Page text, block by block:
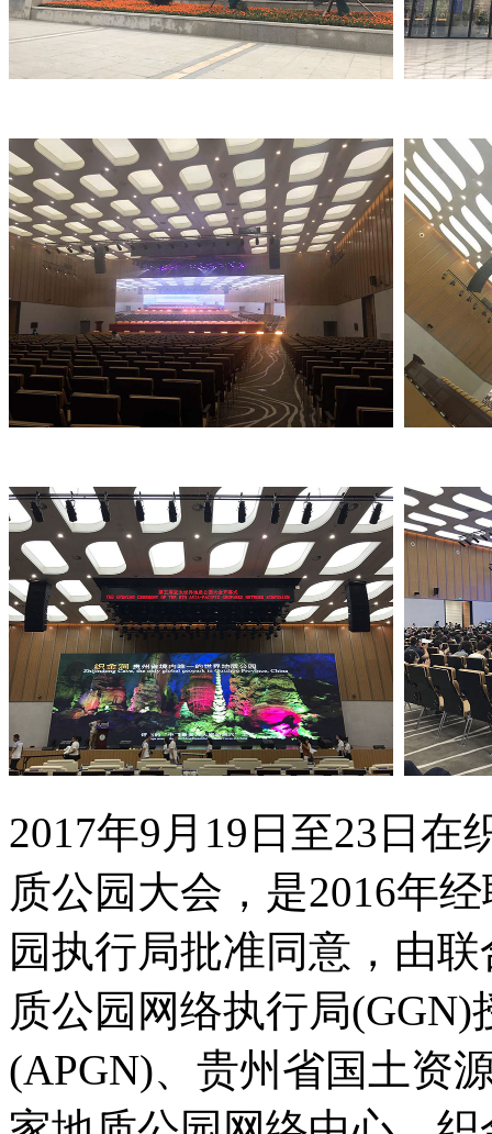
2017年9月19日至23日
质公园大会，是2016年
园执行局批准同意，由
质公园网络执行局
(APGN)、贵州省国土资